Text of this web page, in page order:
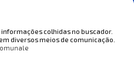
colhidas no buscador.
diversos meios de comunicação.